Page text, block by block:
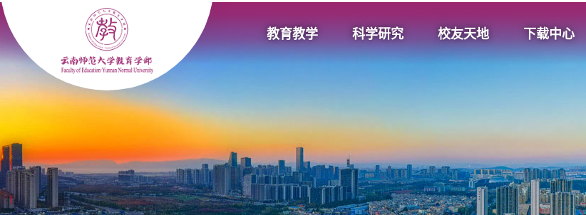
教育教学 科学研究 校友天地 下载中心